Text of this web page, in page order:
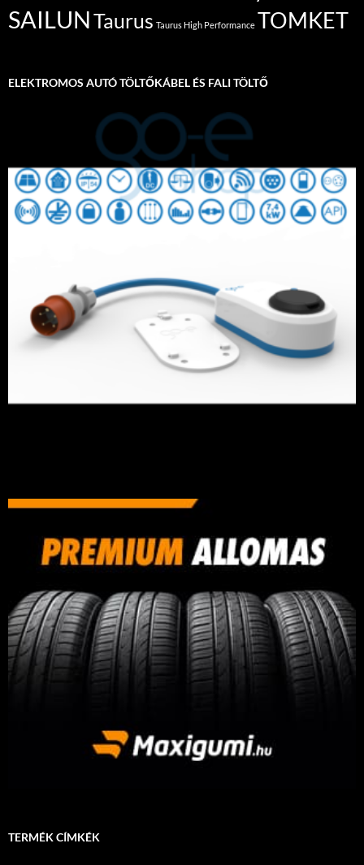
SAILUNTaurus Taurus High Performance TOMKET
ELEKTROMOS AUTÓ TÖLTŐKÁBEL ÉS FALI TÖLTŐ
TERMÉK CÍMKÉK